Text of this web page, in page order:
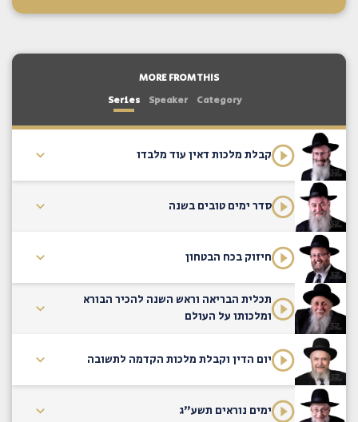
MORE FROM THIS
Series
Speaker Category
קבלת מלכות דאין עוד מלבדו
סדר ימים טובים בשנה
חיזוק בכח הבטחון
תכלית הבריאה וראש השנה להכיר הבורא
ומלכותו על העולם
יום הדין וקבלת מלכות הקדמה לתשובה
ימים נוראים תשע"ג